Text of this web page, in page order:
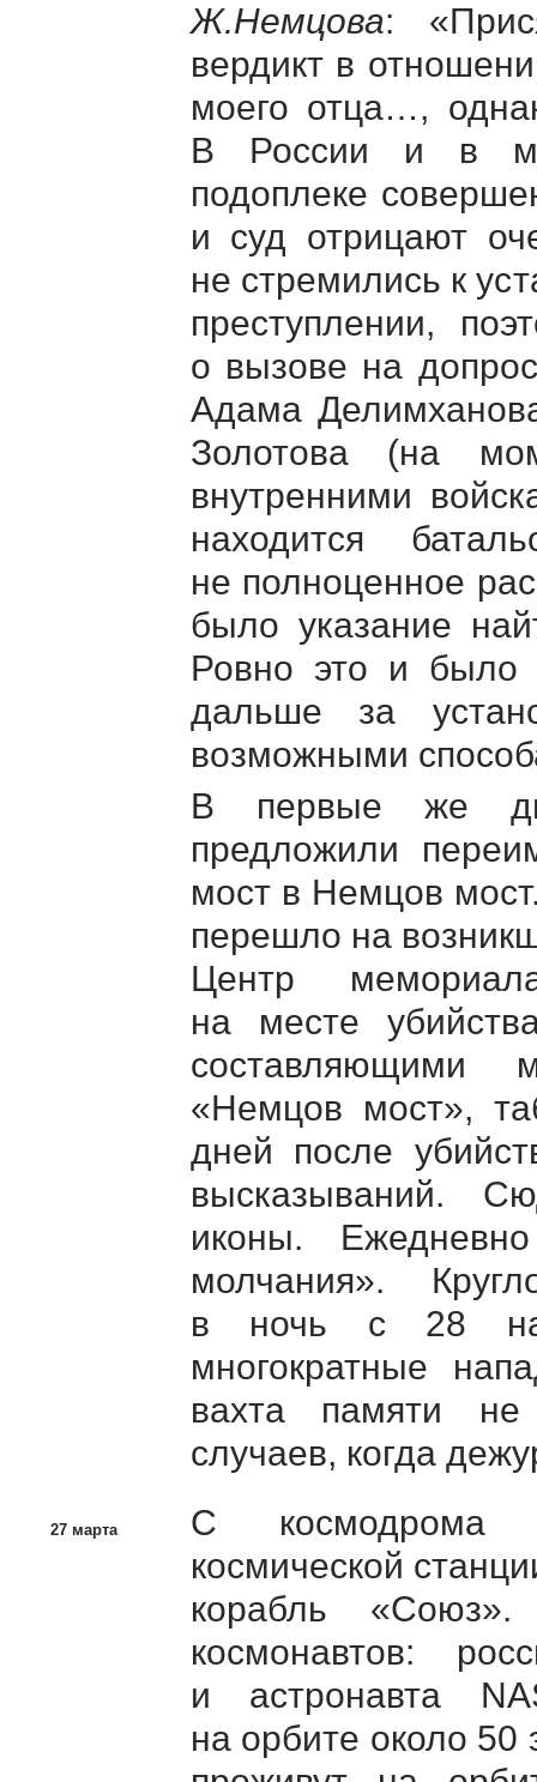
Ж.Немцова:
вердикт в
моего отца…,
В России и в
подоплеке
и суд отрицают
не стремились к
преступлении,
о вызове на
Адама
Золотова (на
внутренними
находится
не полноценное
было указание
Ровно это и было
дальше за
возможными
В первые же
предложили
мост в Немцов
перешло на
Центр
на месте
составляющими
«Немцов мост»,
дней после
высказываний.
иконы.
молчания».
в ночь с 28 на
многократные
вахта памяти не
случаев, когда
27 марта
С космодрома
космической
корабль
космонавтов:
и астронавта
на орбите около 50